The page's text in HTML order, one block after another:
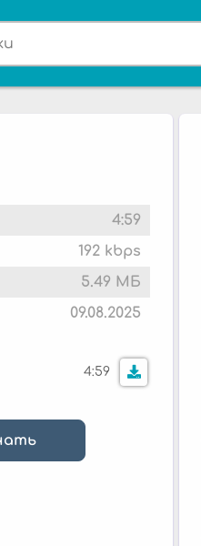
4:59
192 kbps
5.49 МБ
09.08.2025
4:59